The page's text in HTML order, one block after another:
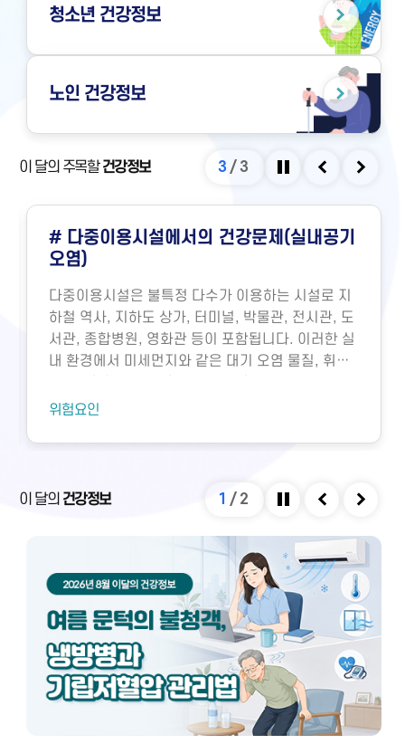
청소년 건강정보
노인 건강정보
이 달의 주목할건강정보 3 /3
# 다중이용시설에서의 건강문제(실내공기
오염)
다중이용시설은 불특정 다수가 이용하는 시설로 지
하철 역사, 지하도 상가, 터미널, 박물관, 전시관, 도
서관, 종합병원, 영화관 등이 포함됩니다. 이러한 실
내 환경에서 미세먼지와 같은 대기 오염 물질, 휘발
오염물질에 노출되면 호흡기 질환 등 다양한 건강 문
가 부족하면 두통, 구토, 근육통, 불쾌감과 같은 빌딩
실내외 온도 차와 건조한 환경으로 인해 냉방병도 나
와 충분한 휴식을 통해 대부분 예방 및 관리할 수 있
위험요인
이 달의 건강정보 1 / 2